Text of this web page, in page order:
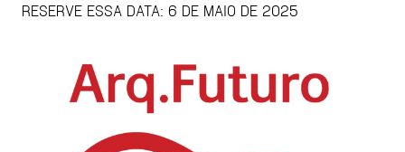
RESERVE ESSA DATA: 6 DE MAIO DE 2025